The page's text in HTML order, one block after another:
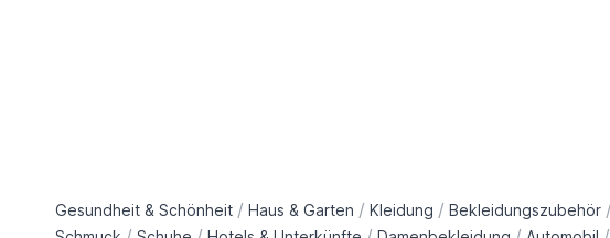
Gesundheit & Schönheit / Haus & Garten / Kleidung / Bekleidungszubehör /